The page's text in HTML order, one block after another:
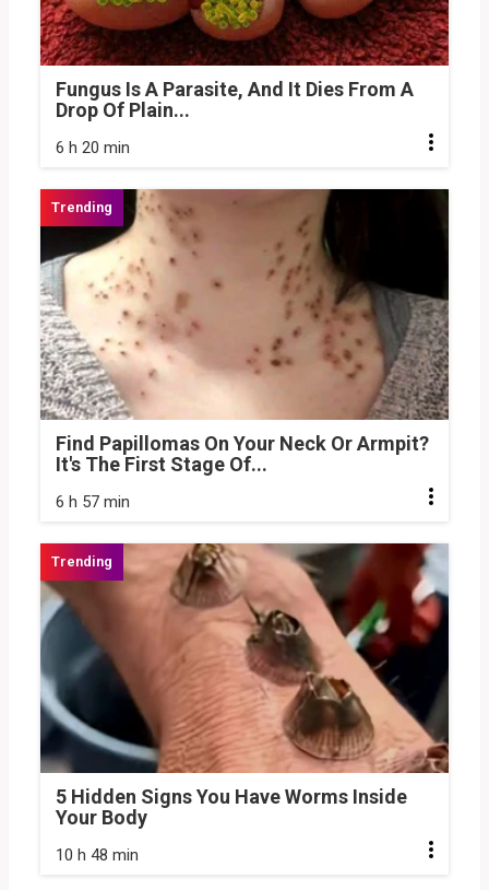
Fungus Is A Parasite, And It Dies From A
Drop Of Plain...
6 h 20 min
Find Papillomas On Your Neck Or Armpit?
It's The First Stage Of...
6 h 57 min
5 Hidden Signs You Have Worms Inside
Your Body
10 h 48 min